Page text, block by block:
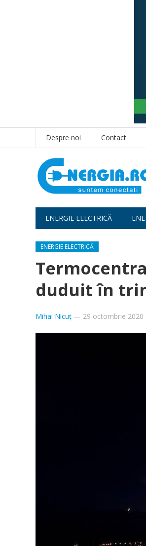
Despre noi Contact
ENERGIE ELECTRICĂ
ENERGIE ELECTRICĂ
duduit în
Mihai Nicuț — 29 octombrie 2020